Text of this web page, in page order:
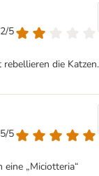
5
die Katzen.
5
„Miciotteria“